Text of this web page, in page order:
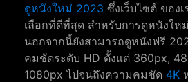
ดูหนังใหม่ 2023 ซึ่งเว็บไซต์ ของ
เลือกที่ดีที่สุด สำหรับการดูหนังให
นอกจากนี้ยังสามารถดูหนังฟรี
คมชัดระดับ HD ตั้งแต่ 360px,
1080px ไปจนถึงความคมชัด 4K